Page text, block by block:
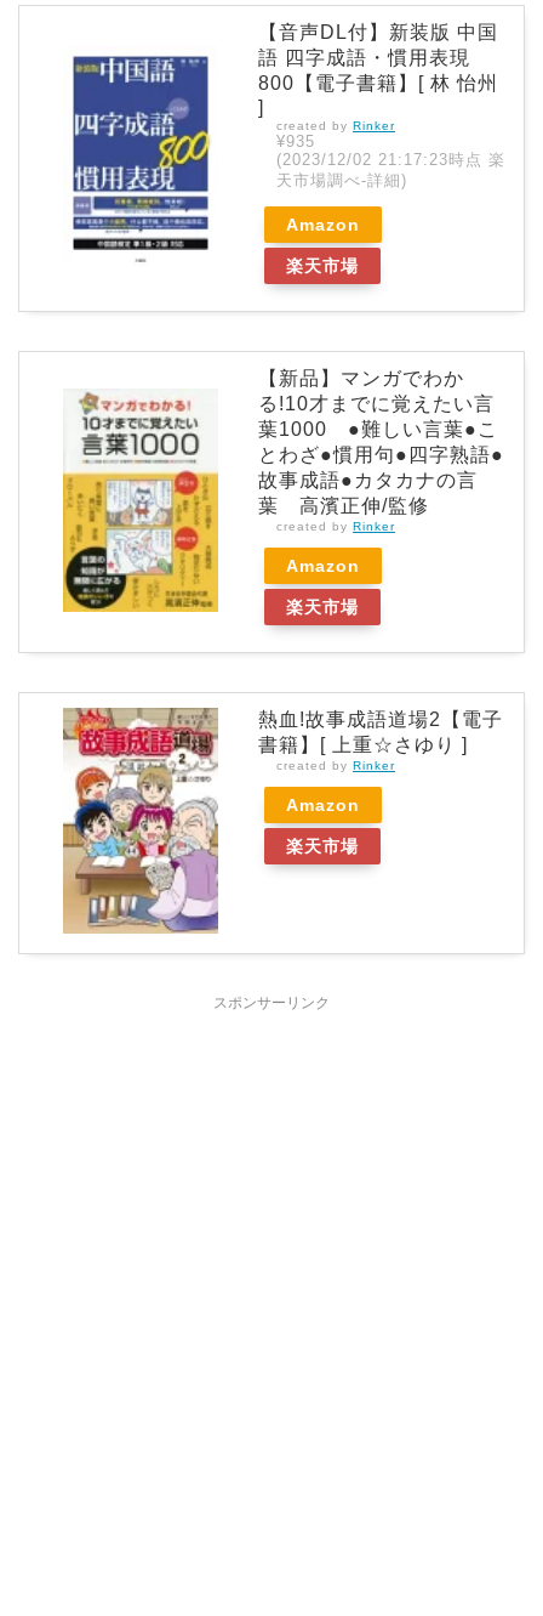
【音声DL付】新装版 中国
語 四字成語・慣用表現
800【電子書籍】[ 林 怡州
]
created by Rinker
¥935
(2023/12/02 21:17:23時点 楽
天市場調べ-詳細)
Amazon
楽天市場
【新品】マンガでわか
る!10才までに覚えたい言
葉1000 ●難しい言葉●こ
とわざ●慣用句●四字熟語●
故事成語●カタカナの言
葉 高濱正伸/監修
created by Rinker
Amazon
楽天市場
熱血!故事成語道場2【電子
書籍】[ 上重☆さゆり ]
created by Rinker
Amazon
楽天市場
スポンサーリンク